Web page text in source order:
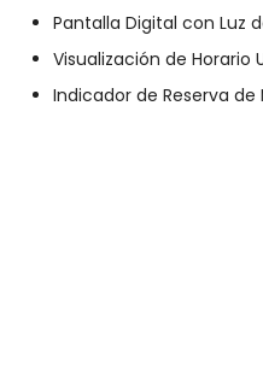
Pantalla Digital con Luz
Visualización de Horario
Indicador de Reserva de